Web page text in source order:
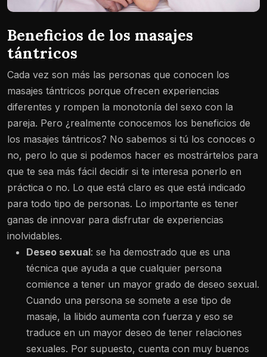
Beneficios de los masajes
tántricos
Cada vez son más las personas que conocen los
masajes tántricos porque ofrecen experiencias
diferentes y rompen la monotonía del sexo con la
pareja. Pero ¿realmente conocemos los beneficios de
los masajes tántricos? No sabemos si tú los conoces o
no, pero lo que si podemos hacer es mostrártelos para
que te sea más fácil decidir si te interesa ponerlo en
práctica o no. Lo que está claro es que está indicado
para todo tipo de personas. Lo importante es tener
ganas de innovar para disfrutar de experiencias
inolvidables.
Deseo sexual: se ha demostrado que es una
técnica que ayuda a que cualquier persona
comience a tener un mayor grado de deseo sexual.
Cuando una persona se somete a ese tipo de
masaje, la libido aumenta con fuerza y eso se
traduce en un mayor deseo de tener relaciones
sexuales. Por supuesto, cuenta con muy buenos